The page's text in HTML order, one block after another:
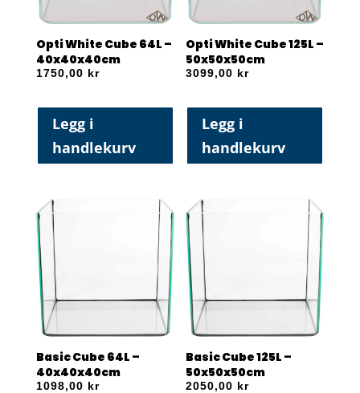
Opti White Cube 64L –
40x40x40cm
1750,00 kr
Legg i
handlekurv
Opti White Cube 125L –
50x50x50cm
3099,00 kr
Legg i
handlekurv
Basic Cube 64L –
40x40x40cm
1098,00 kr
Basic Cube 125L –
50x50x50cm
2050,00 kr